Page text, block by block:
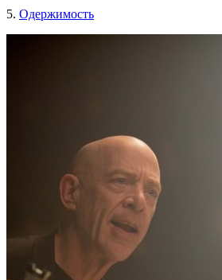
5. Одержимость